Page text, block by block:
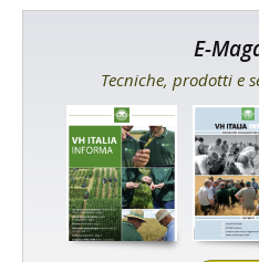
E-
Tecniche, prodotti e